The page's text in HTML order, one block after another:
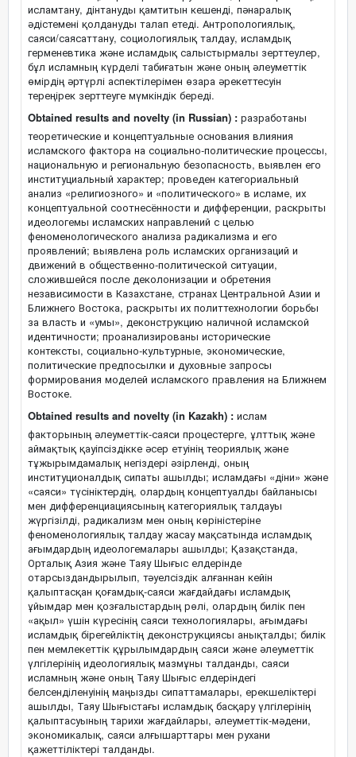
исламтану, дінтануды қамтитын кешенді, пәнаралық
әдістемені қолдануды талап етеді. Антропологиялық,
саяси/саясаттану, социологиялық талдау, исламдық
герменевтика және исламдық салыстырмалы зерттеулер,
бұл исламның күрделі табиғатын және оның әлеуметтік
өмірдің әртүрлі аспектілерімен өзара әрекеттесуін
тереңірек зерттеуге мүмкіндік береді.
Obtained results and novelty (in Russian) : разработаны
теоретические и концептуальные основания влияния
исламского фактора на социально-политические процессы,
национальную и региональную безопасность, выявлен его
институциальный характер; проведен категориальный
анализ «религиозного» и «политического» в исламе, их
концептуальной соотнесённости и дифференции, раскрыты
идеологемы исламских направлений с целью
феноменологического анализа радикализма и его
проявлений; выявлена роль исламских организаций и
движений в общественно-политической ситуации,
сложившейся после деколонизации и обретения
независимости в Казахстане, странах Центральной Азии и
Ближнего Востока, раскрыты их политтехнологии борьбы
за власть и «умы», деконструкцию наличной исламской
идентичности; проанализированы исторические
контексты, социально-культурные, экономические,
политические предпосылки и духовные запросы
формирования моделей исламского правления на Ближнем
Востоке.
Obtained results and novelty (in Kazakh) : ислам
факторының әлеуметтік-саяси процестерге, ұлттық және
аймақтық қауіпсіздікке әсер етуінің теориялық және
тұжырымдамалық негіздері әзірленді, оның
институционалдық сипаты ашылды; исламдағы «діни» және
«саяси» түсініктердің, олардың концептуалды байланысы
мен дифференциациясының категориялық талдауы
жүргізілді, радикализм мен оның көріністеріне
феноменологиялық талдау жасау мақсатында исламдық
ағымдардың идеологемалары ашылды; Қазақстанда,
Орталық Азия және Таяу Шығыс елдерінде
отарсыздандырылып, тәуелсіздік алғаннан кейін
қалыптасқан қоғамдық-саяси жағдайдағы исламдық
ұйымдар мен қозғалыстардың рөлі, олардың билік пен
«ақыл» үшін күресінің саяси технологиялары, ағымдағы
исламдық бірегейліктің деконструкциясы анықталды; билік
пен мемлекеттік құрылымдардың саяси және әлеуметтік
үлгілерінің идеологиялық мазмұны талданды, саяси
исламның және оның Таяу Шығыс елдеріндегі
белсенділенуінің маңызды сипаттамалары, ерекшеліктері
ашылды, Таяу Шығыстағы исламдық басқару үлгілерінің
қалыптасуының тарихи жағдайлары, әлеуметтік-мәдени,
экономикалық, саяси алғышарттары мен рухани
қажеттіліктері талданды.